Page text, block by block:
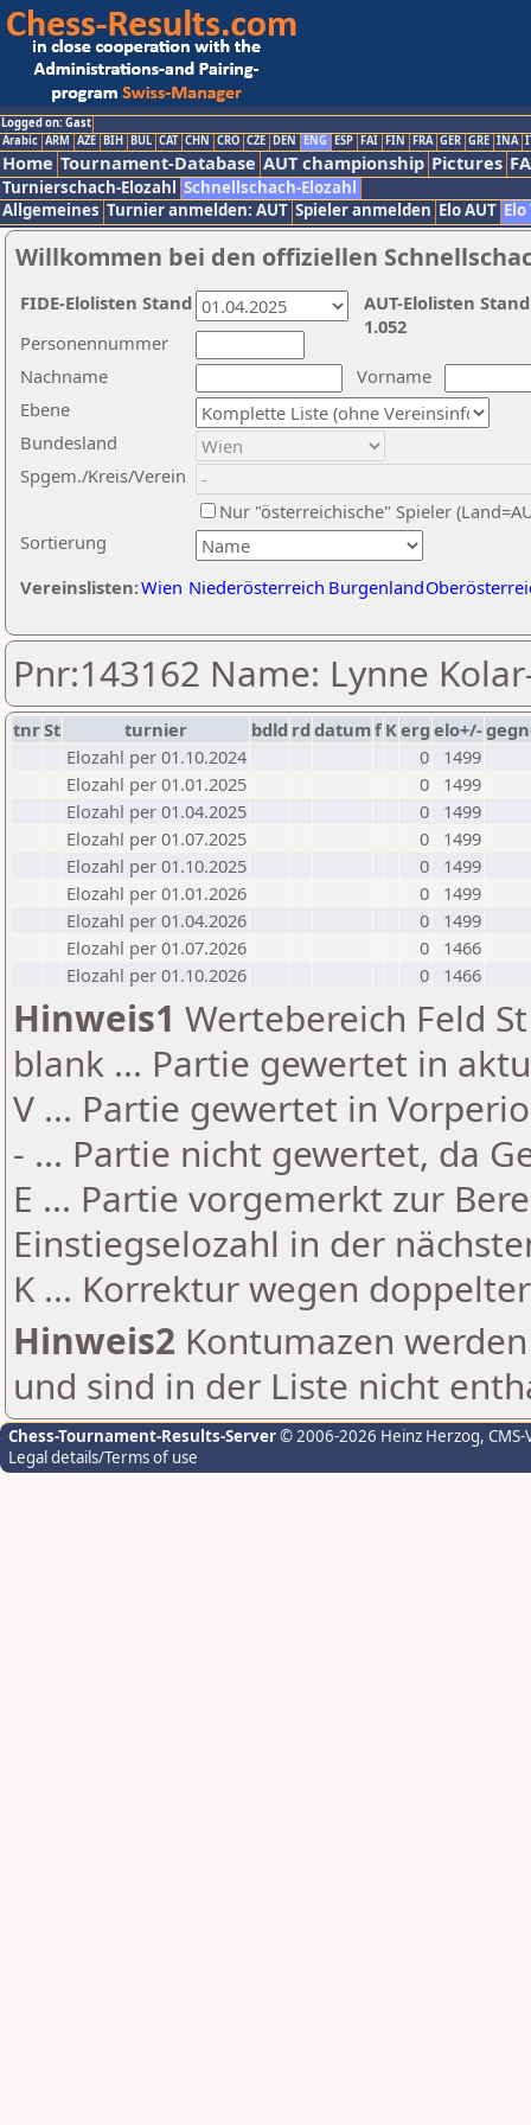
Logged on: Gast
Arabic ARM AZE BIH BUL CAT CHN CRO CZE DEN ENG ESP FAI FIN FRA GER GRE INA
Home Tournament-Database AUT championship Pictures
Turnierschach-Elozahl Schnellschach-Elozahl
Allgemeines Turnier anmelden: AUT Spieler anmelden Elo AUT
Willkommen bei den offiziellen
Nachname
Vorname
Ebene
Sortierung
Personennummer
Bundesland
Spgem./Kreis/Verein
Nur "österreichische" Spieler
Vereinslisten:Wien Niederösterreich Burgenland
AUT-Elolisten
1.052
FIDE-Elolisten Stand
Pnr:143162 Name: Lynne
tnrSt turnier bdld rd datumf Kerg elo+/-
Elozahl per 01.10.2024
0
1499
Elozahl per 01.01.2025
0
1499
Elozahl per 01.04.2025
0
1499
Elozahl per 01.07.2025
0
1499
Elozahl per 01.10.2025
0
1499
Elozahl per 01.01.2026
0
1499
Elozahl per 01.04.2026
0
1499
Elozahl per 01.07.2026
0
1466
Elozahl per 01.10.2026
0 1466
Hinweis1 Wertebereich Feld
blank ... Partie gewertet in
V ... Partie gewertet in
- ... Partie nicht gewertet, da
E ... Partie vorgemerkt zur
Einstiegselozahl in der
K ... Korrektur wegen
Hinweis2 Kontumazen
und sind in der Liste nicht
Chess-Tournament-Results-Server© 2006-2026 Heinz Herzog,
Legal details/Terms of use